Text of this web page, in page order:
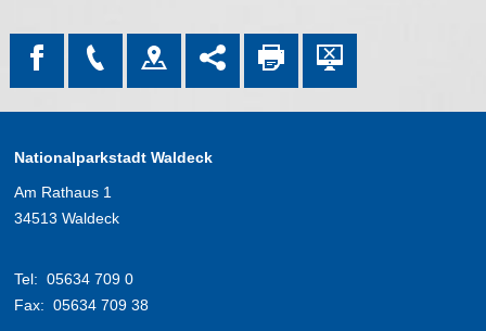
Nationalparkstadt Waldeck
Am Rathaus 1
34513 Waldeck
Tel: 05634 709 0
Fax: 05634 709 38